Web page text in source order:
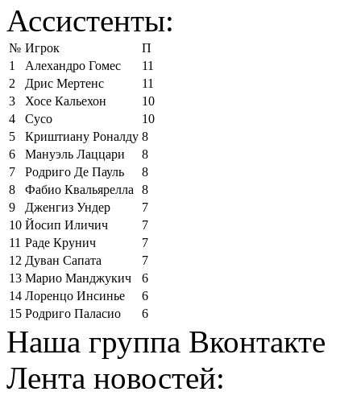
Ассистенты:
№ Игрок
П
1
Алехандро Гомес
11
2
Дрис Мертенс
11
3
Хосе Кальехон
10
4
Сусо
10
5
Криштиану Роналду 8
6
Мануэль Лаццари
8
7
Родриго Де Пауль
8
8
Фабио Квальярелла
8
9
Дженгиз Ундер
7
10 Йосип Иличич
7
11 Раде Крунич
7
12 Дуван Сапата
7
13 Марио Манджукич
6
14 Лоренцо Инсинье
6
15 Родриго Паласио 6
Наша группа Вконтакте
Лента новостей: